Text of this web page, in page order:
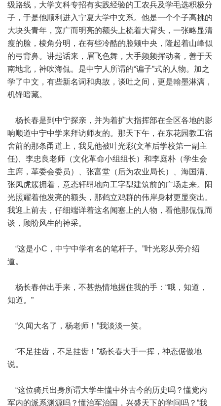
级路线，大学文科专招有实践经验的工农兵及学毛选积极分
子，于是他顺利进入宁夏大学中文系。他是一个个子高挑的
大块头青年，宽广而明亮的额头上梳着大背头，一张略显清
瘦的脸，棱角分明，在有些冷酷的脸颊中央，隆起着山峰似
的弓背鼻。讲起话来，眉飞色舞，大手频频挥动者，善于天
南地北，神吹海侃。是中宁人所谓的“谝子”式的人物。加之
学了中文，有些新名词和典故，谈吐之间，更是翰墨淋漓，
机锋暗藏。
杨长春是到中宁探亲，并为着扩大指挥部在全区各地的影
响顺道中宁中学来拜访师友的。那天下午，在东花园教工宿
舍前的那条甬道上，我见他被叶光彩(文革后学校第一副主
任)、李忠良老师（文化革命小组组长）和李庭朴（学生会
主席，革委会委员）、张富堂（后为农业局长）、海国清、
张凤虎簇拥着，意态轩昂地向工字型建筑前的广场走来。阳
光照耀着他发亮的额头，那鹤立鸡群的伟岸身材更显突出。
我迎上前去，仔细端详着这名闻塞上的人物，看他那侃侃而
谈，顾盼风生的神采。
“这是小C，中宁中学有名的笔杆子。”叶光彩从旁介绍
道。
杨长春伸出手来，不甚热情地握住我的手：“哦，知道，
知道。”
“久闻大名了，杨老师！”我淡淡一笑。
“不足挂齿，不足挂齿！”杨长春大手一挥，神态倨傲地
说。
“这位骑兵出身所谓大学生懂中外古今的历史吗？懂党内
军内的派系渊源吗？懂治军治国，兴盛天下的学问吗？”我